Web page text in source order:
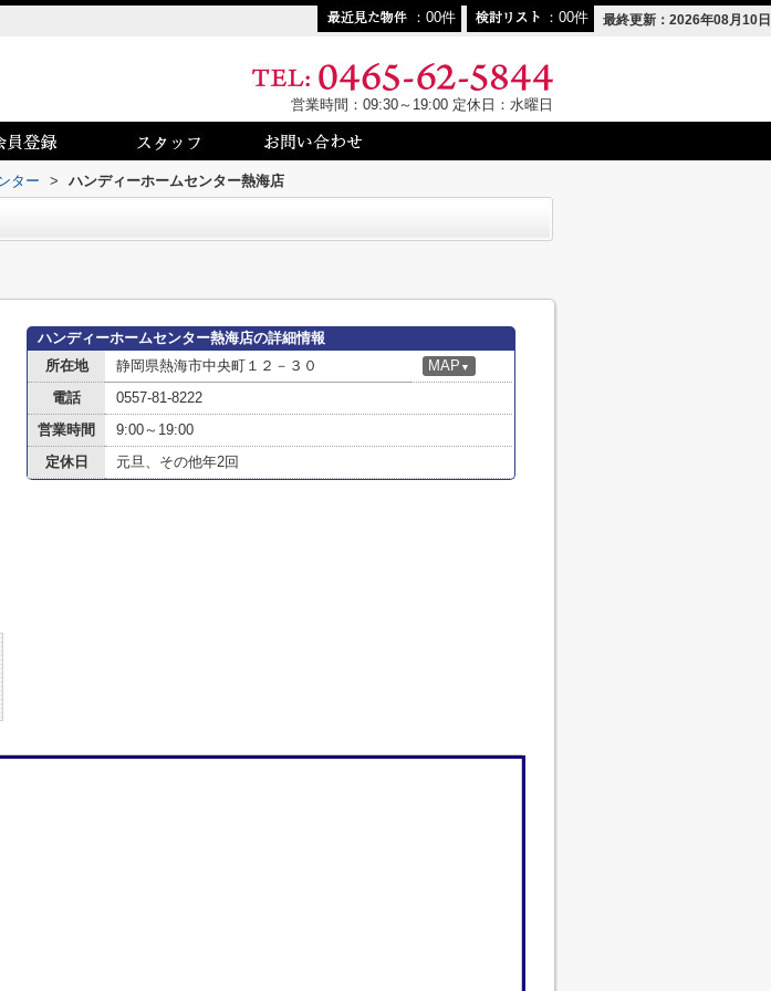
00 00 最終更新：2026年08月10日
営業時間：09:30～19:00 定休日：水曜日
ター > ハンディーホームセンター熱海店
ハンディーホームセンター熱海店の詳細情報
所在地
静岡県熱海市中央町１２－３０ MAP ▼
電話
0557-81-8222
営業時間
9:00～19:00
定休日
元旦、その他年2回